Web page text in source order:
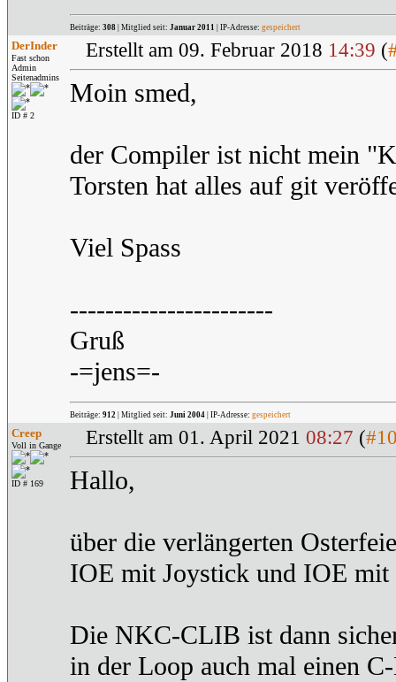
Beiträge: 308 | Mitglied seit: Januar 2011 | IP-Adresse: gespeichert
DerInder
Fast schon
Admin
Seitenadmins
ID # 2
Erstellt am 09. Februar 2018 14:39 (
Moin smed,
der Compiler ist nicht mein
Torsten hat alles auf git
Viel Spass
-----------------------
Gruß
-=jens=-
Beiträge: 912 | Mitglied seit: Juni 2004 | IP-Adresse: gespeichert
Creep
Voll in Gange
ID # 169
Erstellt am 01. April 2021 08:27 (
Hallo,
über die verlängerten
IOE mit Joystick und IOE mit
Die NKC-CLIB ist dann
in der Loop auch mal einen